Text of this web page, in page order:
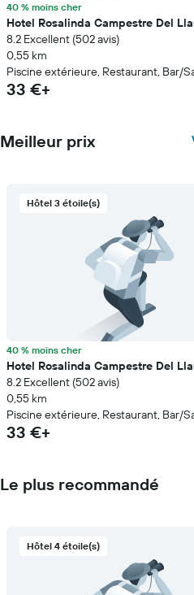
40 % moins cher
Hotel Rosalinda Campestre Del
8.2 Excellent (502 avis)
0,55 km
Piscine extérieure, Restaurant, Bar/
33 €+
Meilleur prix
Hôtel 3 étoile(s)
40 % moins cher
Hotel Rosalinda Campestre Del
8.2 Excellent (502 avis)
0,55 km
Piscine extérieure, Restaurant, Bar/
33 €+
Le plus recommandé
Hôtel 4 étoile(s)